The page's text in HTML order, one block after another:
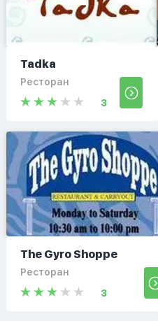
Tadka
Ресторан
3
The Gyro Shoppe
Ресторан
3